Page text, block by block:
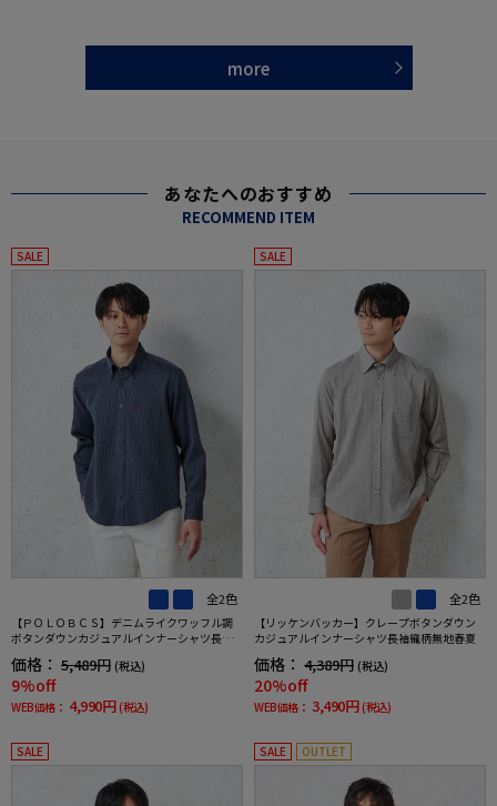
more
あなたへのおすすめ
RECOMMEND ITEM
SALE
全2色
【ＰＯＬＯＢＣＳ】デニムライクワッフル調
ボタンダウンカジュアルインナーシャツ長袖
価格： 5,489円 (税込)
9%off
WEB価格： 4,990円 (税込)
SALE
全2色
【リッケンバッカー】クレープボタンダウン
カジュアルインナーシャツ長袖織柄無地春夏
価格： 4,389円 (税込)
20%off
WEB価格： 3,490円 (税込)
SALE SALE OUTLET